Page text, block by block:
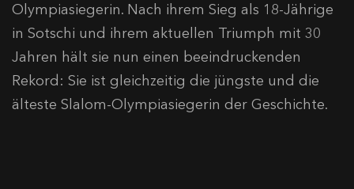
Olympiasiegerin. Nach ihrem Sieg als 18-Jährige
in Sotschi und ihrem aktuellen Triumph mit 30
Jahren hält sie nun einen beeindruckenden
Rekord: Sie ist gleichzeitig die jüngste und die
älteste Slalom-Olympiasiegerin der Geschichte.